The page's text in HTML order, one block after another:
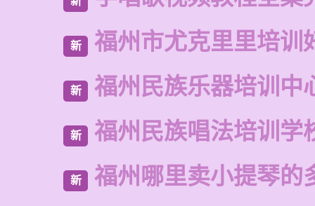
新 福州市尤克里里培训
新 福州民族乐器培训中
新 福州民族唱法培训学
新 福州哪里卖小提琴的